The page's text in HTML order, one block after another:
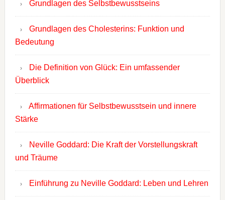
Grundlagen des Selbstbewusstseins
Grundlagen des Cholesterins: Funktion und
Bedeutung
Die Definition von Glück: Ein umfassender
Überblick
Affirmationen für Selbstbewusstsein und innere
Stärke
Neville Goddard: Die Kraft der Vorstellungskraft
und Träume
Einführung zu Neville Goddard: Leben und Lehren